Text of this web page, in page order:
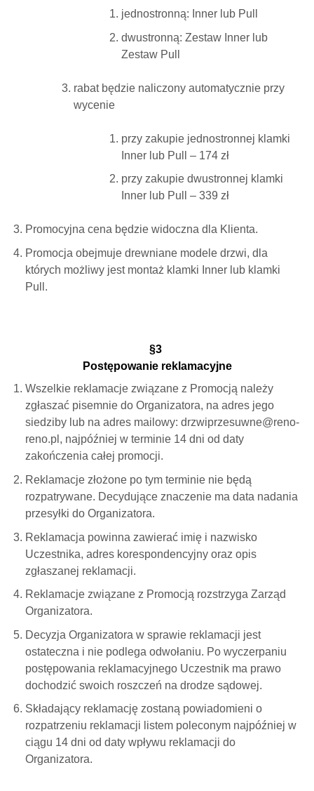
jednostronną: Inner lub Pull
dwustronną: Zestaw Inner lub
Zestaw Pull
rabat będzie naliczony automatycznie przy
wycenie
przy zakupie jednostronnej klamki
Inner lub Pull – 174 zł
przy zakupie dwustronnej klamki
Inner lub Pull – 339 zł
Promocyjna cena będzie widoczna dla Klienta.
Promocja obejmuje drewniane modele drzwi, dla
których możliwy jest montaż klamki Inner lub klamki
Pull.
§3
Postępowanie reklamacyjne
Wszelkie reklamacje związane z Promocją należy
zgłaszać pisemnie do Organizatora, na adres jego
siedziby lub na adres mailowy: drzwiprzesuwne@reno-
reno.pl, najpóźniej w terminie 14 dni od daty
zakończenia całej promocji.
Reklamacje złożone po tym terminie nie będą
rozpatrywane. Decydujące znaczenie ma data nadania
przesyłki do Organizatora.
Reklamacja powinna zawierać imię i nazwisko
Uczestnika, adres korespondencyjny oraz opis
zgłaszanej reklamacji.
Reklamacje związane z Promocją rozstrzyga Zarząd
Organizatora.
Decyzja Organizatora w sprawie reklamacji jest
ostateczna i nie podlega odwołaniu. Po wyczerpaniu
postępowania reklamacyjnego Uczestnik ma prawo
dochodzić swoich roszczeń na drodze sądowej.
Składający reklamację zostaną powiadomieni o
rozpatrzeniu reklamacji listem poleconym najpóźniej w
ciągu 14 dni od daty wpływu reklamacji do
Organizatora.